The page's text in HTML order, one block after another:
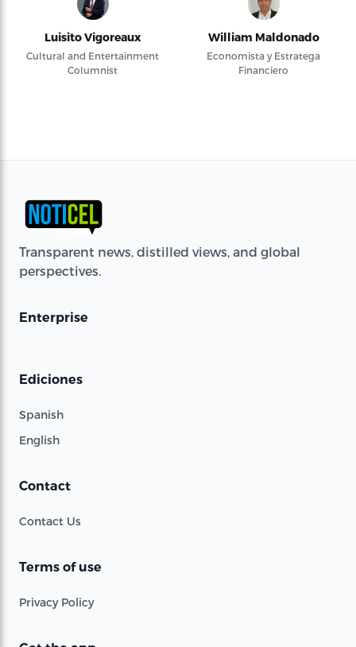
Luisito Vigoreaux
Cultural and Entertainment
Columnist
William Maldonado
Economista y Estratega
Financiero
Transparent news, distilled views, and global
perspectives.
Enterprise
Ediciones
Spanish
English
Contact
Contact Us
Terms of use
Privacy Policy